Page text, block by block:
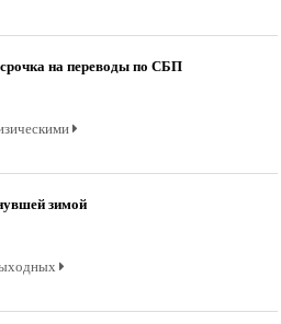
на переводы по СБП
зимой